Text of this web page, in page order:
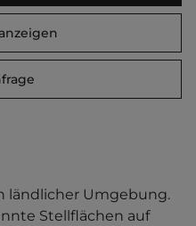
ländlicher Umgebung.
Stellflächen auf